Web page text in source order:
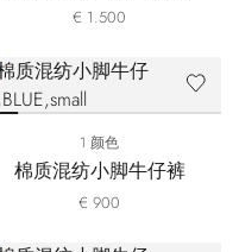
€ 1.500
1 颜色
棉质混纺小脚牛仔裤
€ 900